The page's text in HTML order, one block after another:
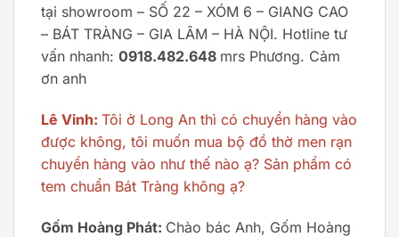
tại showroom – SỐ 22 – XÓM 6 – GIANG CAO
– BÁT TRÀNG – GIA LÂM – HÀ NỘI. Hotline tư
vấn nhanh: 0918.482.648 mrs Phương. Cảm
ơn anh
Lê Vinh: Tôi ở Long An thì có chuyển hàng vào
được không, tôi muốn mua bộ đồ thờ men rạn
chuyển hàng vào như thế nào ạ? Sản phẩm có
tem chuẩn Bát Tràng không ạ?
Gốm Hoàng Phát: Chào bác Anh, Gốm Hoàng